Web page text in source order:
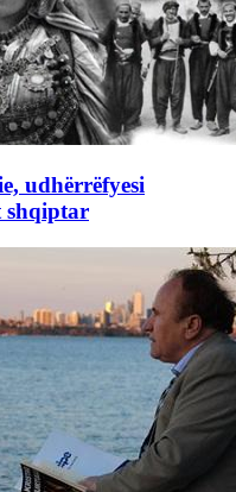
udhërrëfyesi
shqiptar